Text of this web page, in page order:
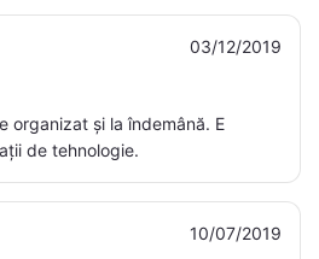
03/12/2019
organizat și la îndemână. E
de tehnologie.
10/07/2019